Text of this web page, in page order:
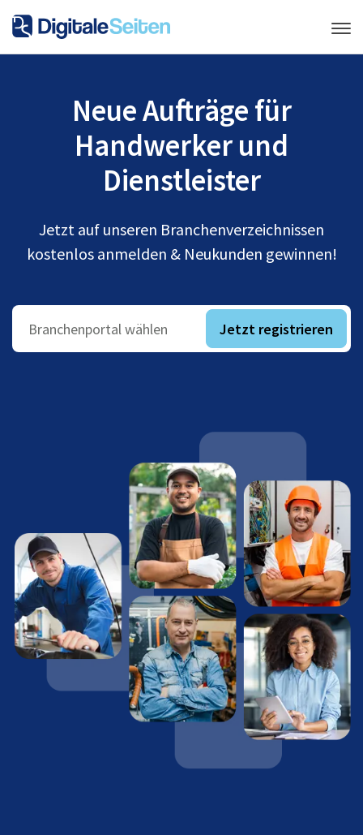
Neue Aufträge für
Handwerker und
Dienstleister
Jetzt auf unseren Branchenverzeichnissen
kostenlos anmelden & Neukunden gewinnen!
Branchenportal wählen Jetzt registrieren